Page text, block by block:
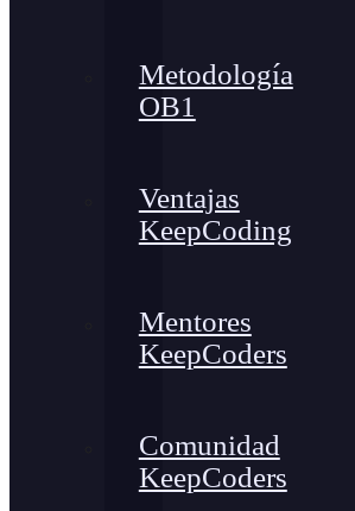
Metodología
OB1
Ventajas
KeepCoding
Mentores
KeepCoders
Comunidad
KeepCoders